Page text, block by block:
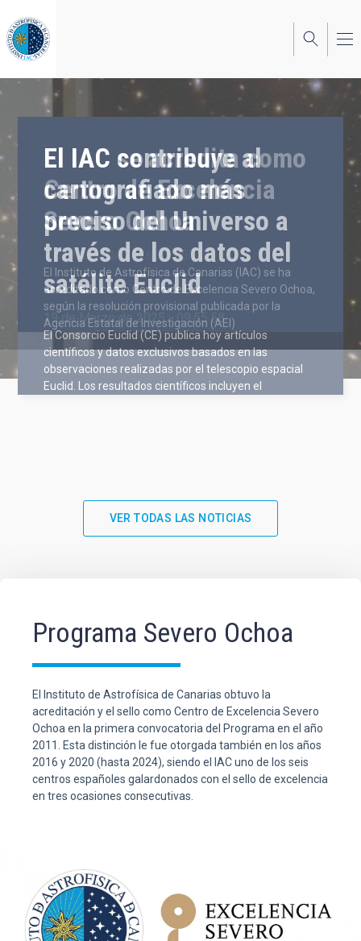
al
contenido
principal
El IAC contribuye al
cartografiado más
preciso del Universo a
través de los datos del
satélite Euclid
19 de Marzo de 2025 - 09:55:58
El Consorcio Euclid (CE) publica hoy artículos
científicos y datos exclusivos basados en las
observaciones realizadas por el telescopio espacial
Euclid. Los resultados científicos incluyen el
VER TODAS LAS NOTICIAS
Programa Severo Ochoa
El Instituto de Astrofísica de Canarias obtuvo la
acreditación y el sello como Centro de Excelencia Severo
Ochoa en la primera convocatoria del Programa en el año
2011. Esta distinción le fue otorgada también en los años
2016 y 2020 (hasta 2024), siendo el IAC uno de los seis
centros españoles galardonados con el sello de excelencia
en tres ocasiones consecutivas.